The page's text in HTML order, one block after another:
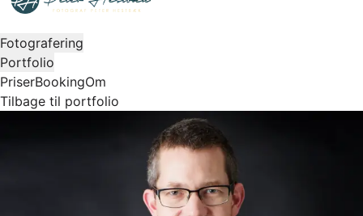
Fotografering
Portfolio
PriserBookingOm
Tilbage til portfolio